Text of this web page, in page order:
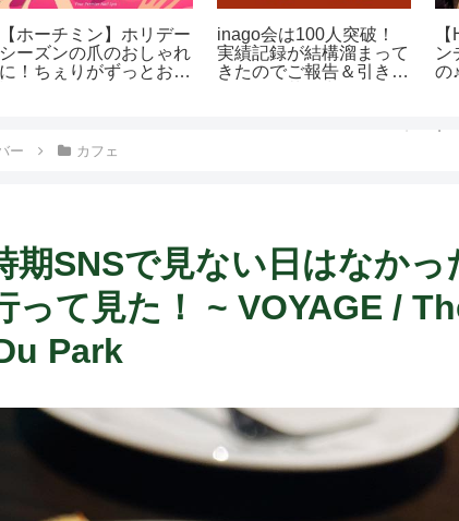
【ホーチミン】ホリデー
シーズンの爪のおしゃれ
に！ちぇりがずっとお世
ト中営業予定追記） ~
inago会は100人突破！
実績記録が結構溜まって
きたのでご報告＆引き続
ン
の
ー カフェ
期SNSで見ない日はなか
って見た！ ~ VOYAGE /
Park